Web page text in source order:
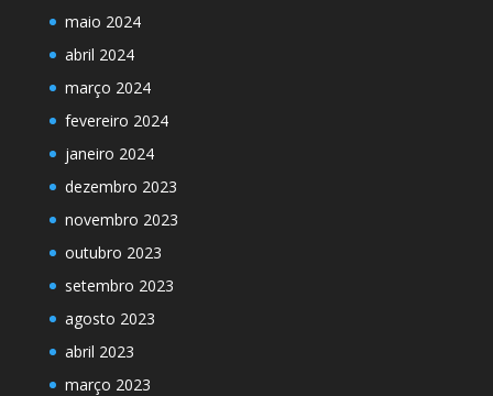
maio 2024
abril 2024
março 2024
fevereiro 2024
janeiro 2024
dezembro 2023
novembro 2023
outubro 2023
setembro 2023
agosto 2023
abril 2023
março 2023